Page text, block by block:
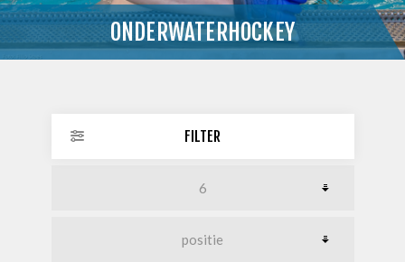
ONDERWATERHOCKEY
FILTER